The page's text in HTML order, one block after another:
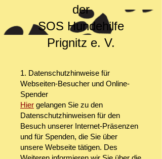
der
SOS Hundehilfe
Prignitz e. V.
1. Datenschutzhinweise für
Webseiten-Besucher und Online-
Spender
Hier gelangen Sie zu den
Datenschutzhinweisen für den
Besuch unserer Internet-Präsenzen
und für Spenden, die Sie über
unsere Webseite tätigen. Des